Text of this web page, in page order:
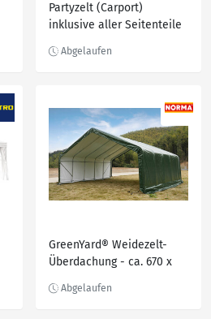
Partyzelt (Carport)
inklusive aller Seitenteile
GreenYard® Weidezelt-
Überdachung - ca. 670 x